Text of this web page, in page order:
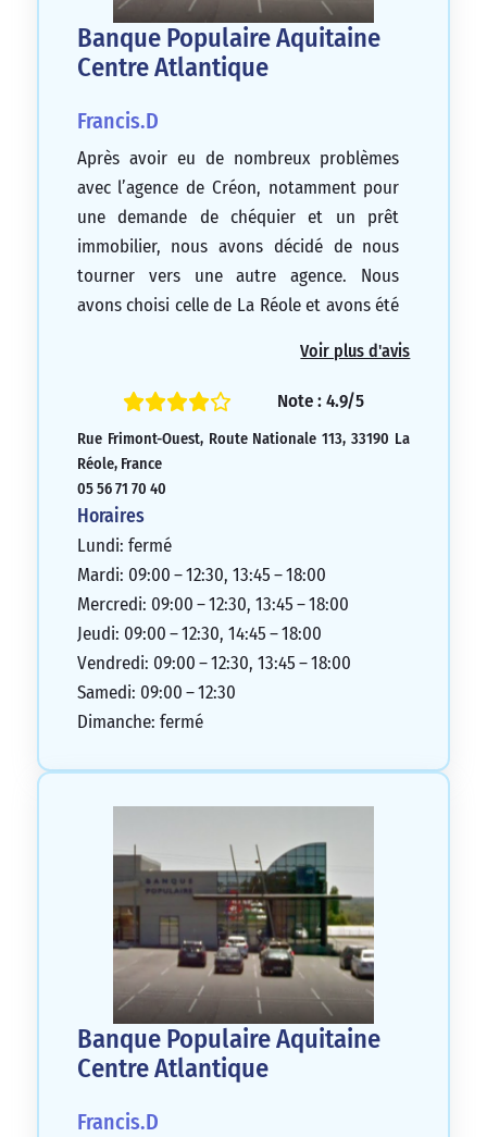
Banque Populaire Aquitaine
Centre Atlantique
Francis.D
Après avoir eu de nombreux problèmes
avec l’agence de Créon, notamment pour
une demande de chéquier et un prêt
immobilier, nous avons décidé de nous
tourner vers une autre agence. Nous
avons choisi celle de La Réole et avons été
Cette conseillère a été à l’écoute, de bons
conseils, réactive et a su répondre à
pour résoudre un dysfonctionnement sur
notre tableau d’amortissement en
seulement 48 heures. Nous
recommandons fortement cette agence.
Voir plus d'avis
Note : 4.9/5
Rue Frimont-Ouest, Route Nationale 113, 33190 La
Réole, France
05 56 71 70 40
Horaires
Lundi: fermé
Mardi: 09:00 – 12:30, 13:45 – 18:00
Mercredi: 09:00 – 12:30, 13:45 – 18:00
Jeudi: 09:00 – 12:30, 14:45 – 18:00
Vendredi: 09:00 – 12:30, 13:45 – 18:00
Samedi: 09:00 – 12:30
Dimanche: fermé
Banque Populaire Aquitaine
Centre Atlantique
Francis.D